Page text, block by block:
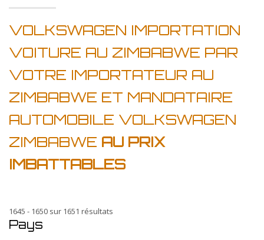
VOLKSWAGEN IMPORTATION
VOITURE AU ZIMBABWE PAR
VOTRE IMPORTATEUR AU
ZIMBABWE ET MANDATAIRE
AUTOMOBILE VOLKSWAGEN
ZIMBABWE AU PRIX
IMBATTABLES
1645 - 1650 sur 1651 résultats
Pays